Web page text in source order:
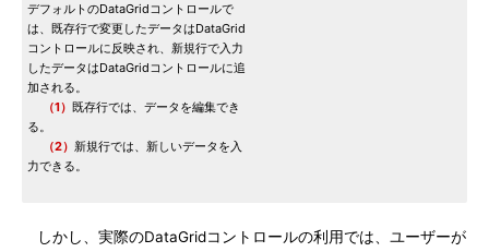
デフォルトのDataGridコントロールで
は、既存行で変更したデータはDataGrid
コントロールに反映され、新規行で入力
したデータはDataGridコントロールに追
加される。
（1） 既存行では、データを編集でき
る。
（2） 新規行では、新しいデータを入
力できる。
しかし、実際のDataGridコントロールの利用では、ユーザーが